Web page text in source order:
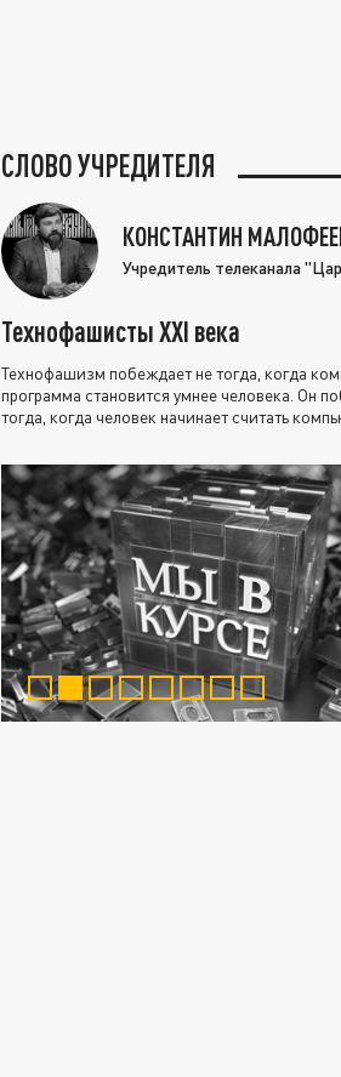
СЛОВО УЧРЕДИТЕЛЯ
КОНСТАНТИН
Учредитель телеканала
Технофашисты XXI века
Технофашизм побеждает не тогда, когда
программа становится умнее человека. Он
тогда, когда человек начинает считать